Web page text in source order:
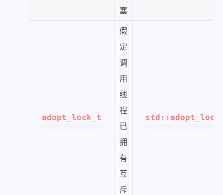
塞
adopt_lock_t
假
定
调
用
线
程
已
拥
有
互
斥
std::adopt_lock